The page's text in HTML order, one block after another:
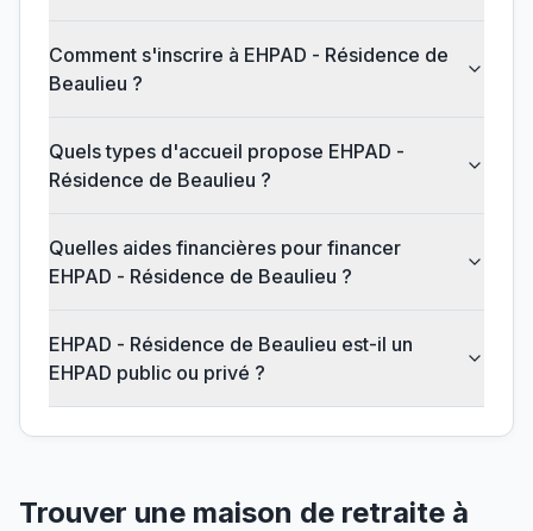
Comment s'inscrire à EHPAD - Résidence de
Beaulieu ?
Quels types d'accueil propose EHPAD -
Résidence de Beaulieu ?
Quelles aides financières pour financer
EHPAD - Résidence de Beaulieu ?
EHPAD - Résidence de Beaulieu est-il un
EHPAD public ou privé ?
Trouver une maison de retraite à